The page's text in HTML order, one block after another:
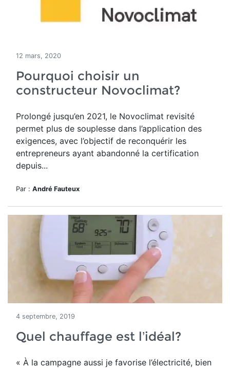
12 mars, 2020
Pourquoi choisir un
constructeur Novoclimat?
Prolongé jusqu’en 2021, le Novoclimat revisité
permet plus de souplesse dans l’application des
exigences, avec l’objectif de reconquérir les
entrepreneurs ayant abandonné la certification
depuis...
Par : André Fauteux
4 septembre, 2019
Quel chauffage est l’idéal?
« À la campagne aussi je favorise l’électricité, bien